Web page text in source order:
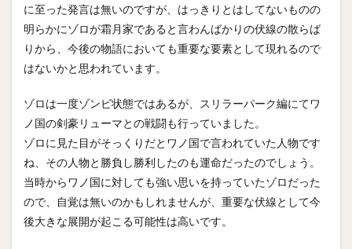
に至った発言は無いのですが、はっきりとはしてないものの
明らかにゾロが霜月家であると言わんばかりの伏線の散らば
りから、今後の物語においても重要な要素として現れるので
はないかと思われています。
ゾロは一度ゾンビ状態ではあるが、スリラーパーク編にてワ
ノ国の剣豪リューマとの戦闘も行っていました。
ゾロに見た目がそっくりだとワノ国で言われていた人物です
ね、その人物と勝負し勝利したのも運命だったのでしょう。
当時からワノ国に対しても強い思いを持っていたゾロだった
ので、自覚は無いのかもしれませんが、重要な伏線として今
後大きな展開が起こる可能性は高いです。